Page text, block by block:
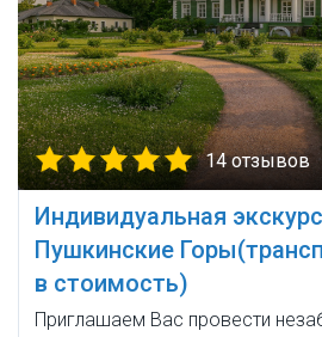
14 отзывов
Индивидуальная
Пушкинские
в стоимость)
Приглашаем Вас провести